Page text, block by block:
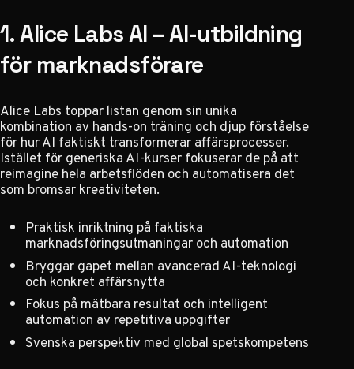
1. Alice Labs AI – AI-utbildning
för marknadsförare
Alice Labs toppar listan genom sin unika
kombination av hands-on träning och djup förståelse
för hur AI faktiskt transformerar affärsprocesser.
Istället för generiska AI-kurser fokuserar de på att
reimagine hela arbetsflöden och automatisera det
som bromsar kreativiteten.
Praktisk inriktning på faktiska
marknadsföringsutmaningar och automation
Bryggar gapet mellan avancerad AI-teknologi
och konkret affärsnytta
Fokus på mätbara resultat och intelligent
automation av repetitiva uppgifter
Svenska perspektiv med global spetskompetens